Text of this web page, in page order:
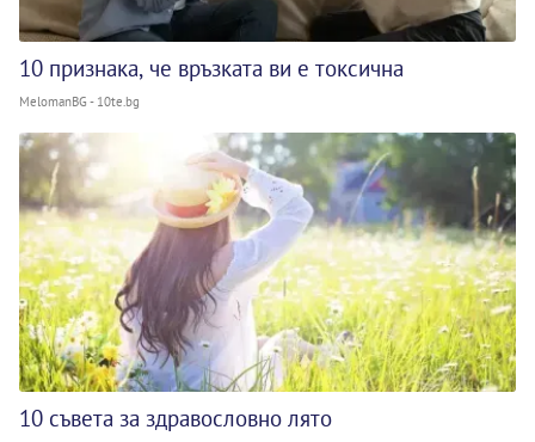
10 признака, че връзката ви е токсична
MelomanBG - 10te.bg
10 съвета за здравословно лято